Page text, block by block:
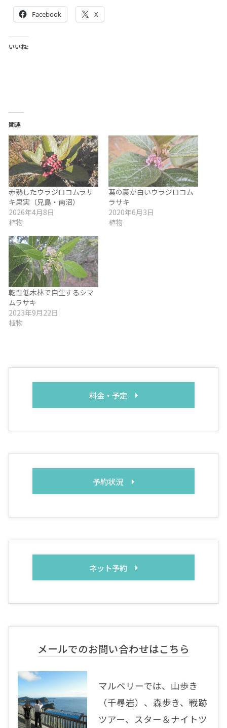
Facebook X
いいね:
関連
赤熟したウラジロコムラサ
キ果実（兄島・南沼）
2026年4月8日
植物
葉の裏が白いウラジロコム
ラサキ
2020年6月3日
植物
乾性低木林で自生するシマ
ムラサキ
2023年9月22日
植物
料金・予定
予約状況
ネット予約
メールでのお問い合わせはこちら
マルベリーでは、山歩き
（千尋岩）、森歩き、戦跡
ツアー、スター＆ナイトツ